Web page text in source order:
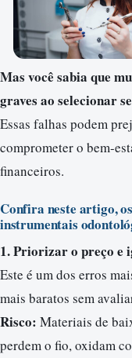
Mas você sabia que
graves ao selecionar
Essas falhas podem
comprometer o bem-
financeiros.
Confira neste artigo,
instrumentais
1. Priorizar o preço e
Este é um dos erros
mais baratos sem
Risco: Materiais de
perdem o fio, oxidam